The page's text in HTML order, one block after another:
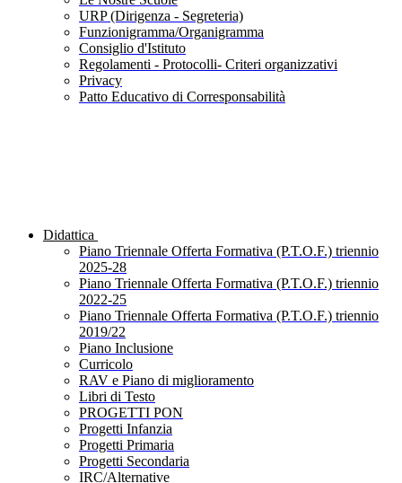
URP (Dirigenza - Segreteria)
Funzionigramma/Organigramma
Consiglio d'Istituto
Regolamenti - Protocolli- Criteri organizzativi
Privacy
Patto Educativo di Corresponsabilità
Didattica
Piano Triennale Offerta Formativa (P.T.O.F.) triennio
2025-28
Piano Triennale Offerta Formativa (P.T.O.F.) triennio
2022-25
Piano Triennale Offerta Formativa (P.T.O.F.) triennio
2019/22
Piano Inclusione
Curricolo
RAV e Piano di miglioramento
Libri di Testo
PROGETTI PON
Progetti Infanzia
Progetti Primaria
Progetti Secondaria
IRC/Alternative